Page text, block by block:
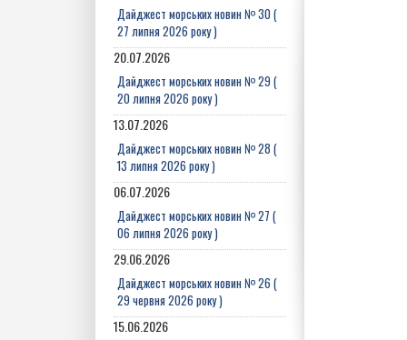
Дайджест морських новин № 30 (
27 липня 2026 року )
20.07.2026
Дайджест морських новин № 29 (
20 липня 2026 року )
13.07.2026
Дайджест морських новин № 28 (
13 липня 2026 року )
06.07.2026
Дайджест морських новин № 27 (
06 липня 2026 року )
29.06.2026
Дайджест морських новин № 26 (
29 червня 2026 року )
15.06.2026